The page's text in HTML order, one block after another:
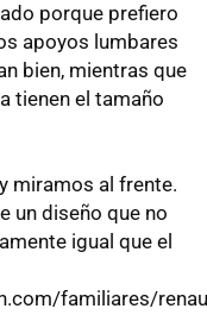
porque prefiero
apoyos lumbares
bien, mientras que
tienen el tamaño
miramos al frente.
un diseño que no
igual que el
familiares/